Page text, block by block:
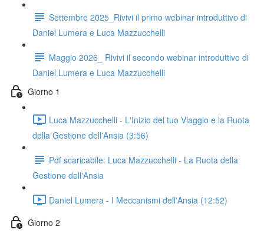
Settembre 2025_Rivivi il primo webinar introduttivo di
Daniel Lumera e Luca Mazzucchelli
Maggio 2026_ Rivivi il secondo webinar introduttivo di
Daniel Lumera e Luca Mazzucchelli
Giorno 1
Luca Mazzucchelli - L'Inizio del tuo Viaggio e la Ruota
della Gestione dell'Ansia (3:56)
Pdf scaricabile: Luca Mazzucchelli - La Ruota della
Gestione dell'Ansia
Daniel Lumera - I Meccanismi dell'Ansia (12:52)
Giorno 2